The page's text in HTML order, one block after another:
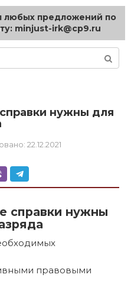
про автомобили
нужны для
22.12.2021
справки нужны
правовыми
любых предложений по
minjust-irk@cp9.ru